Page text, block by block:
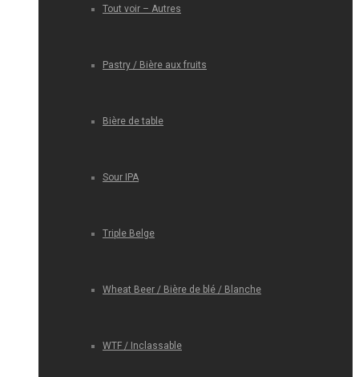
Tout voir – Autres
Pastry / Bière aux fruits
Bière de table
Sour IPA
Triple Belge
Wheat Beer / Bière de blé / Blanche
WTF / Inclassable